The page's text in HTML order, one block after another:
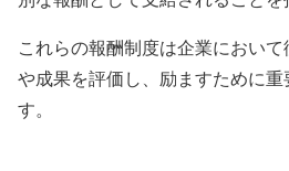
これらの報酬制度は企業におい
や成果を評価し、励ますために
す。